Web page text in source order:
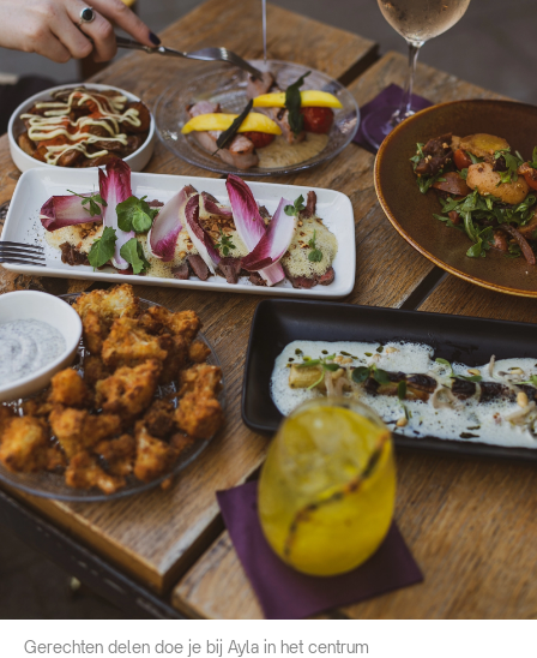
Gerechten delen doe je bij Ayla in het centrum